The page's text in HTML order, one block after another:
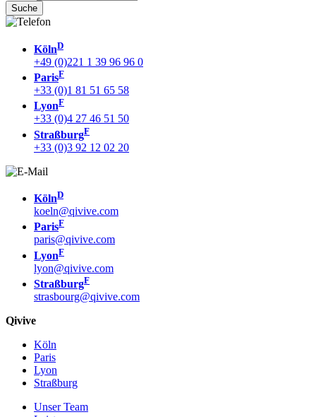
KölnD
+49 (0)221 1 39 96 96 0
ParisF
+33 (0)1 81 51 65 58
LyonF
+33 (0)4 27 46 51 50
StraßburgF
+33 (0)3 92 12 02 20
KölnD
koeln@qivive.com
ParisF
paris@qivive.com
LyonF
lyon@qivive.com
StraßburgF
strasbourg@qivive.com
Qivive
Köln
Paris
Lyon
Straßburg
Unser Team